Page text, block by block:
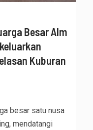
Besar Alm
Kuburan
besar satu nusa
mendatangi